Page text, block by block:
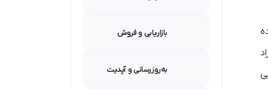
بازاریابی و فروش
به‌روزرسانی و آپدیت